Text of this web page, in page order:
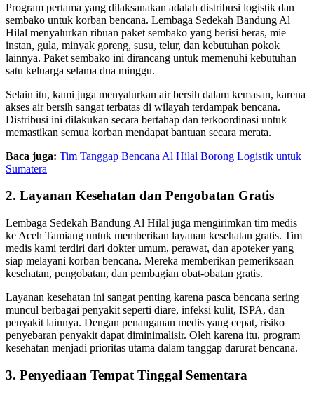
Program pertama yang dilaksanakan adalah distribusi logistik dan
sembako untuk korban bencana. Lembaga Sedekah Bandung Al
Hilal menyalurkan ribuan paket sembako yang berisi beras, mie
instan, gula, minyak goreng, susu, telur, dan kebutuhan pokok
lainnya. Paket sembako ini dirancang untuk memenuhi kebutuhan
satu keluarga selama dua minggu.
Selain itu, kami juga menyalurkan air bersih dalam kemasan, karena
akses air bersih sangat terbatas di wilayah terdampak bencana.
Distribusi ini dilakukan secara bertahap dan terkoordinasi untuk
memastikan semua korban mendapat bantuan secara merata.
Baca juga: Tim Tanggap Bencana Al Hilal Borong Logistik untuk
Sumatera
2. Layanan Kesehatan dan Pengobatan Gratis
Lembaga Sedekah Bandung Al Hilal juga mengirimkan tim medis
ke Aceh Tamiang untuk memberikan layanan kesehatan gratis. Tim
medis kami terdiri dari dokter umum, perawat, dan apoteker yang
siap melayani korban bencana. Mereka memberikan pemeriksaan
kesehatan, pengobatan, dan pembagian obat-obatan gratis.
Layanan kesehatan ini sangat penting karena pasca bencana sering
muncul berbagai penyakit seperti diare, infeksi kulit, ISPA, dan
penyakit lainnya. Dengan penanganan medis yang cepat, risiko
penyebaran penyakit dapat diminimalisir. Oleh karena itu, program
kesehatan menjadi prioritas utama dalam tanggap darurat bencana.
3. Penyediaan Tempat Tinggal Sementara